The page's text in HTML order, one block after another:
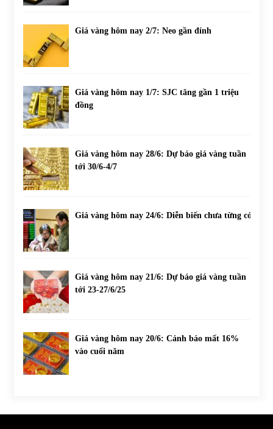
Giá vàng hôm nay 2/7: Neo gần đỉnh
Giá vàng hôm nay 1/7: SJC tăng gần 1 triệu
đồng
Giá vàng hôm nay 28/6: Dự báo giá vàng tuần
tới 30/6-4/7
Giá vàng hôm nay 24/6: Diễn biến chưa từng có
Giá vàng hôm nay 21/6: Dự báo giá vàng tuần
tới 23-27/6/25
Giá vàng hôm nay 20/6: Cảnh báo mất 16%
vào cuối năm